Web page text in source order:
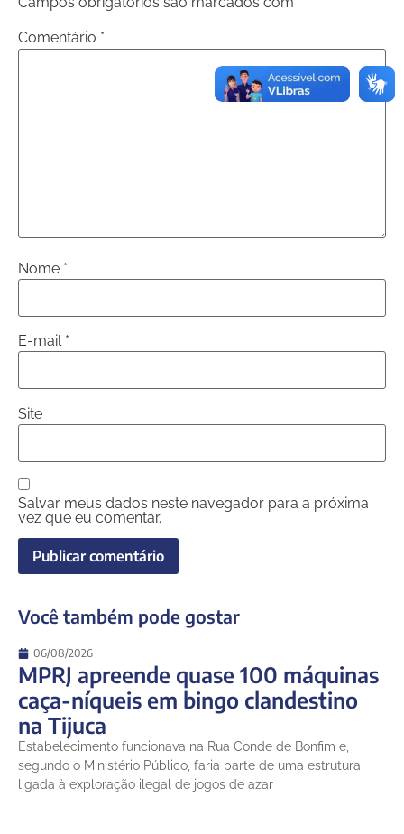
Comentário *
Nome *
E-mail *
Site
Salvar meus dados neste navegador para a próxima
vez que eu comentar.
Você também pode gostar
06/08/2026
MPRJ apreende quase 100 máquinas
caça-níqueis em bingo clandestino
na Tijuca
Estabelecimento funcionava na Rua Conde de Bonfim e,
segundo o Ministério Público, faria parte de uma estrutura
ligada à exploração ilegal de jogos de azar